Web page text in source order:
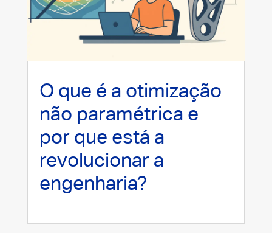
O que é a otimização
não paramétrica e
por que está a
revolucionar a
engenharia?